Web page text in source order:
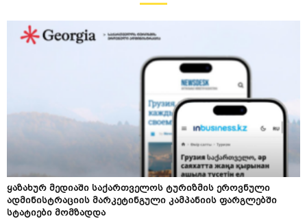
ყაზახურ მედიაში საქართველოს ტურიზმის ეროვნული
ადმინისტრაციის მარკეტინგული კამპანიის ფარგლებში
სტატიები მომზადდა